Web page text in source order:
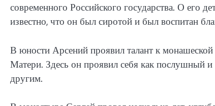
современного Российского государства. О его
известно, что он был сиротой и был воспитан
В юности Арсений проявил талант к
Матери. Здесь он проявил себя как послушный
другим.